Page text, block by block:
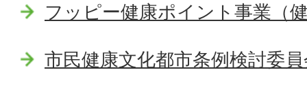
フッピー健康ポイント事業（
市民健康文化都市条例検討委